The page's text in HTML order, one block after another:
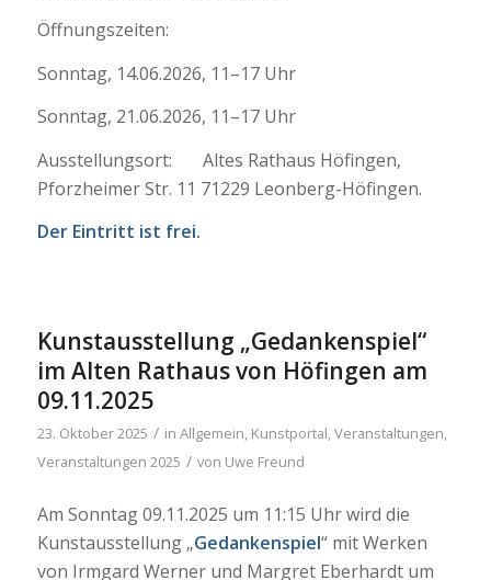
Öffnungszeiten:
Sonntag, 14.06.2026, 11–17 Uhr
Sonntag, 21.06.2026, 11–17 Uhr
Ausstellungsort: Altes Rathaus Höfingen,
Pforzheimer Str. 11 71229 Leonberg-Höfingen.
Der Eintritt ist frei.
Kunstausstellung „Gedankenspiel“
im Alten Rathaus von Höfingen am
09.11.2025
23. Oktober 2025 / in Allgemein, Kunstportal,Veranstaltungen,
Veranstaltungen 2025 / von Uwe Freund
Am Sonntag 09.11.2025 um 11:15 Uhr wird die
Kunstausstellung „Gedankenspiel“ mit Werken
von Irmgard Werner und Margret Eberhardt um